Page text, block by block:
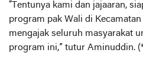
“Tentunya kami dan jajaaran,
program pak Wali di
mengajak seluruh masyarakat
program ini,” tutur Aminuddin.